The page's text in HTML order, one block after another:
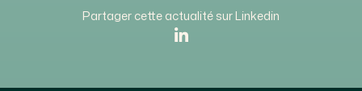
Partager cette actualité sur Linkedin